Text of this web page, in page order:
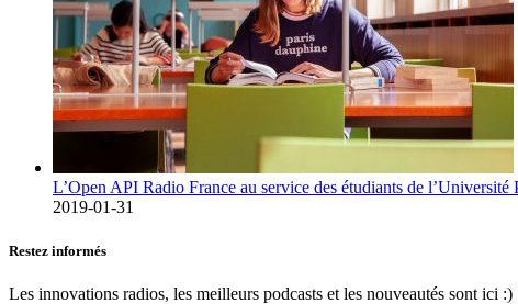
L’Open API Radio France au service des étudiants de l’Université
2019-01-31
Restez informés
Les innovations radios, les meilleurs podcasts et les nouveautés sont ici :)